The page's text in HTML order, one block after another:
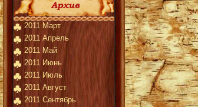
2011 Март
2011 Апрель
2011 Май
2011 Июнь
2011 Июль
2011 Август
2011 Сентябрь